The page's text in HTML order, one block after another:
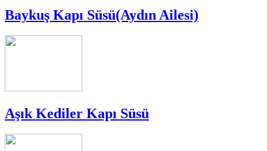
Baykuş Kapı Süsü(Aydın Ailesi)
Aşık Kediler Kapı Süsü